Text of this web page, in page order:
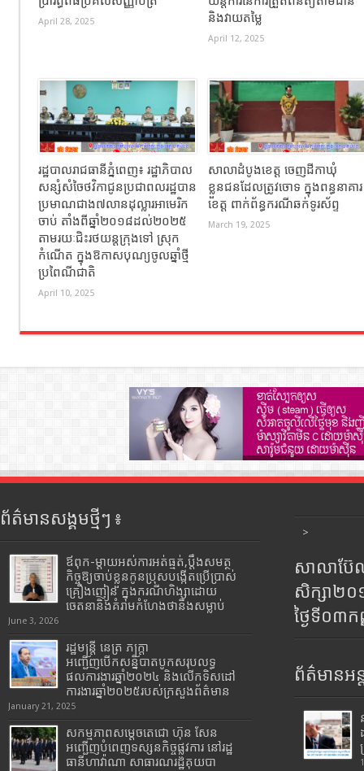
April 28, 2025
និងវាយតម្លៃ
April 12, 2025
រដ្ឋបាលរាជធានីភ្នំពេញ៖ រដ្ឋាភិបាល
សន្សំសំចៃថវិកាជូនប្រជាពលរដ្ឋបាន
ប្រមាណជាង៧លានដុល្លារអាមេរិក
ចាប់ តាំងពីឆ្នាំ២០១៨ដល់២០២៥
តាមរយៈជិះរថយន្ដក្រុងទៅ ស្រុក
កំណើត ក្នុងឱកាសបុណ្យចូលឆ្នាំថ្មី
ប្រពៃណីជាតិ
April 10, 2025
សាលាដំបូងខេត្ត ចេញដីកាឃុំ
ខ្លួនជនដែលត្រូវចោទ ក្នុងពន្ធនាគារ
ខេត្ត ពាក់ព័ន្ធករណីឆក់ទូរស័ព្ទ
March 19, 2025
ព័ត៌មានសង្គមថ្មីៗ ៖
ឪពុក-ម្ដាយអស់ការអត់ធ្មត់,ប្ដឹងសមត្ថ
កិច្ចឱ្យចាប់ខ្លួនកូនប្រុសបង្កើតប្រើប្រាស់
គ្រឿងញៀន ក្នុងករណីហិង្សាដោយ
ចេតនានិងគំរាមកំហែងថានឹងសម្លាប់
June 3, 2026
រដ្ឋមន្រ្តី​ នេត្រ​ ភក្ត្រា​
អញ្ជើញបើកសន្និបាតបូកសរុបលទ្ធ
ផលការងារឆ្នាំ២០២៤ និងលើកទិសដៅ
ការងារឆ្នាំ២០២៥របស់​ក្រសួង​ព័ត៌មាន​
January 21, 2025
សកម្មភាពសម្តេចតេជោ ហ៊ុន សែន
អញ្ជើញបំពេញទស្សនកិច្ចផ្លូវការ នៅរដ្ឋ
ធានីហាវ៉ាណា សាធារណរដ្ឋគុយបា
>
សាលាប៊ែ
សិក្សា២
ថ្ងៃទី០៣
ព័ត៌មានអន្